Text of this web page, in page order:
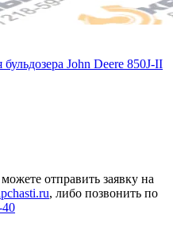
John Deere 850J-II
отправить заявку на
, либо позвонить по
40